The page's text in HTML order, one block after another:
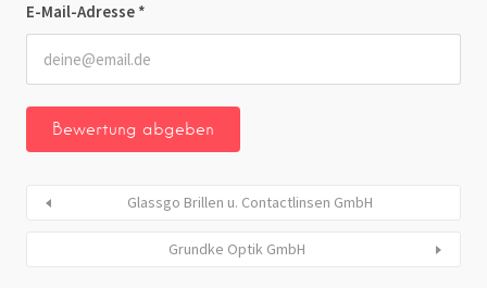
E-Mail-Adresse *
Glassgo Brillen u. Contactlinsen GmbH
Grundke Optik GmbH